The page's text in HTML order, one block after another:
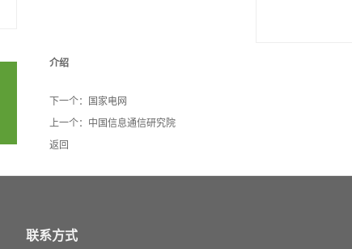
介绍
下一个：
国家电网
上一个： 中国信息通信研究院
返回
联系方式